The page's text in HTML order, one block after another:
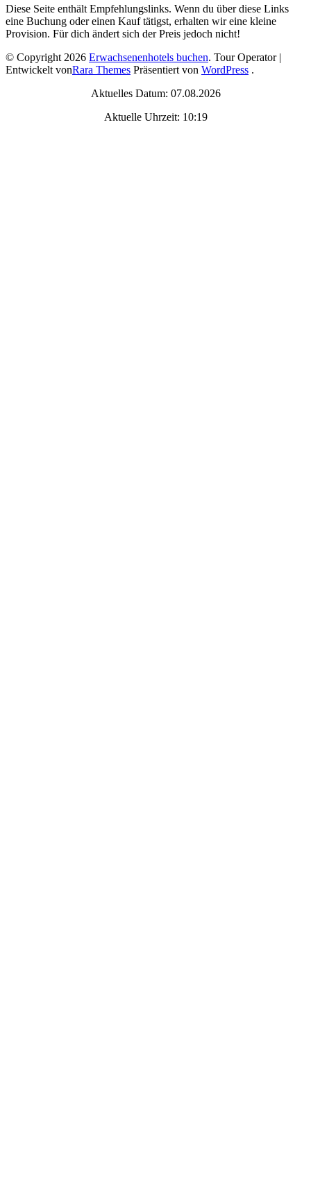
Diese Seite enthält Empfehlungslinks. Wenn du über diese Links
eine Buchung oder einen Kauf tätigst, erhalten wir eine kleine
Provision. Für dich ändert sich der Preis jedoch nicht!
© Copyright 2026 Erwachsenenhotels buchen. Tour Operator |
Entwickelt vonRara Themes Präsentiert von WordPress .
Aktuelles Datum: 07.08.2026
Aktuelle Uhrzeit: 10:19